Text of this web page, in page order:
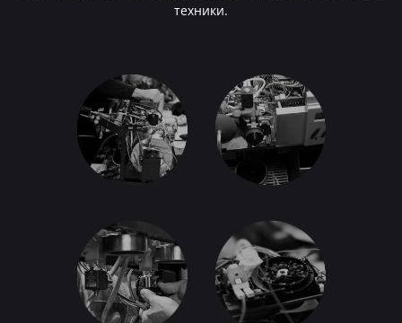
техники.